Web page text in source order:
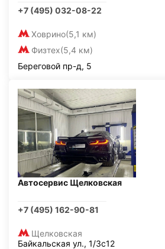
+7 (495) 032-08-22
Ховрино(5,1 км)
Физтех(5,4 км)
Береговой пр-д, 5
Автосервис Щелковская
+7 (495) 162-90-81
Щелковская
Байкальская ул., 1/3с12